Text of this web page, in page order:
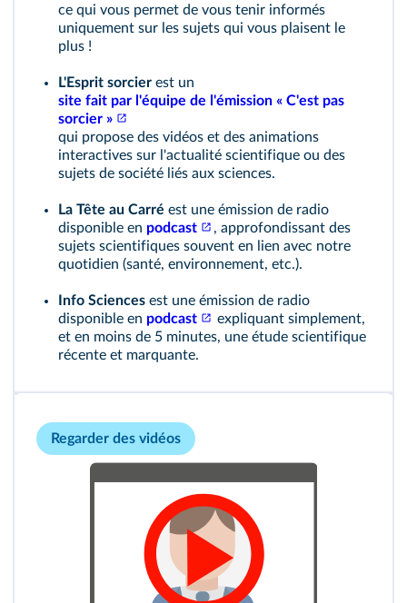
ce qui vous permet de vous tenir informés
uniquement sur les sujets qui vous plaisent le
plus !
L'Esprit sorcier est un
site fait par l'équipe de l'émission « C'est pas
sorcier »
qui propose des vidéos et des animations
interactives sur l'actualité scientifique ou des
sujets de société liés aux sciences.
La Tête au Carré est une émission de radio
disponible en podcast
, approfondissant des
sujets scientifiques souvent en lien avec notre
quotidien (santé, environnement, etc.).
Info Sciences est une émission de radio
disponible en podcast
expliquant simplement,
et en moins de 5 minutes, une étude scientifique
récente et marquante.
Regarder des vidéos